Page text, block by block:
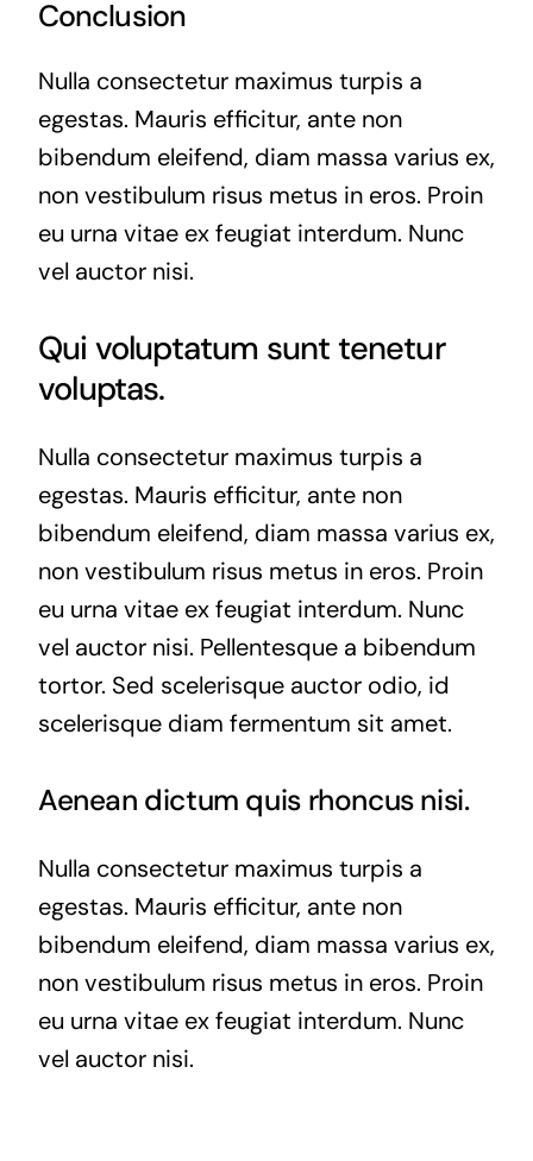
Conclusion
Nulla consectetur maximus turpis a
egestas. Mauris efficitur, ante non
bibendum eleifend, diam massa varius ex,
non vestibulum risus metus in eros. Proin
eu urna vitae ex feugiat interdum. Nunc
vel auctor nisi.
Qui voluptatum sunt tenetur
voluptas.
Nulla consectetur maximus turpis a
egestas. Mauris efficitur, ante non
bibendum eleifend, diam massa varius ex,
non vestibulum risus metus in eros. Proin
eu urna vitae ex feugiat interdum. Nunc
vel auctor nisi. Pellentesque a bibendum
tortor. Sed scelerisque auctor odio, id
scelerisque diam fermentum sit amet.
Aenean dictum quis rhoncus nisi.
Nulla consectetur maximus turpis a
egestas. Mauris efficitur, ante non
bibendum eleifend, diam massa varius ex,
non vestibulum risus metus in eros. Proin
eu urna vitae ex feugiat interdum. Nunc
vel auctor nisi.